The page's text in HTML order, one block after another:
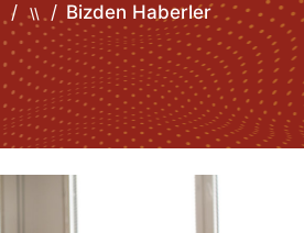
\\ Bizden Haberler